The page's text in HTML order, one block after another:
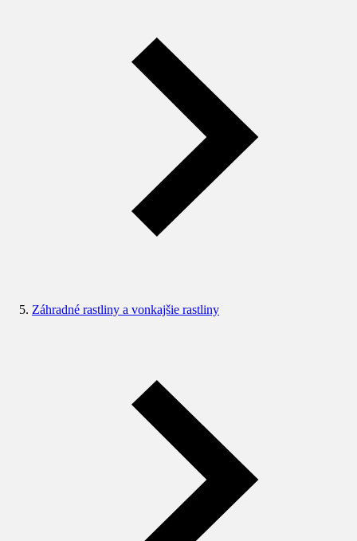
Záhradné rastliny a vonkajšie rastliny